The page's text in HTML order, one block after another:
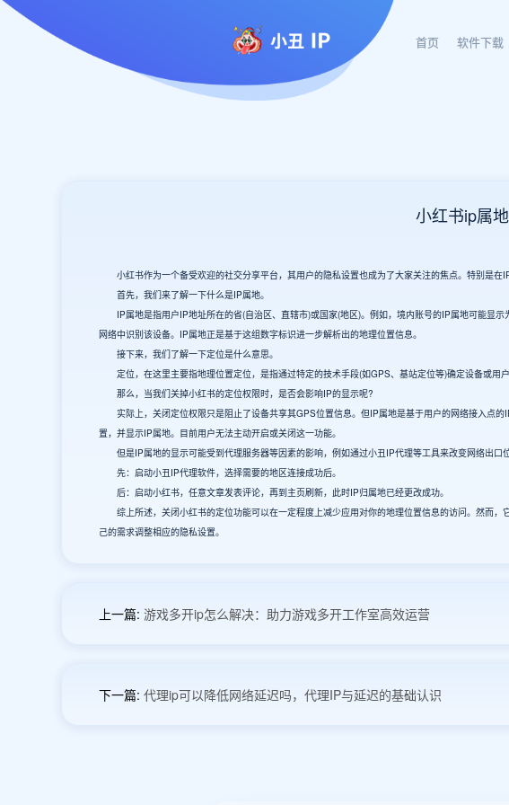
首页 软件下载
小红书ip属
小红书作为一个备受欢迎的社交分享平台，其用户的隐私设置也成为了大家关注的焦点。特别是在
首先，我们来了解一下什么是IP属地。
‌IP属地‌是指用户IP地址所在的省(自治区、直辖市)或国家(地区)。例如，境内账号的IP属地可能显示
网络中识别该设备。IP属地正是基于这组数字标识进一步解析出的地理位置信息。
接下来，我们了解一下定位是什么意思。
定位，在这里主要指地理位置定位，是指通过特定的技术手段(如GPS、基站定位等)确定设备或用户
那么，当我们关掉小红书的定位权限时，是否会影响IP的显示呢?
实际上，关闭定位权限只是阻止了设备共享其GPS位置信息。但IP属地是基于用户的网络接入点的
置，并显示IP属地。目前用户无法主动开启或关闭这一功能。
但是IP属地的显示可能受到代理服务器等因素的影响，例如通过小丑IP代理等工具来改变网络出口
先：启动小丑IP代理软件，选择需要的地区连接成功后。
后：启动小红书，任意文章发表评论，再到主页刷新，此时IP归属地已经更改成功。
综上所述，关闭小红书的定位功能可以在一定程度上减少应用对你的地理位置信息的访问。然而，
己的需求调整相应的隐私设置。
上一篇: 游戏多开ip怎么解决：助力游戏多开工作室高效运营
下一篇: 代理ip可以降低网络延迟吗，代理IP与延迟的基础认识‌